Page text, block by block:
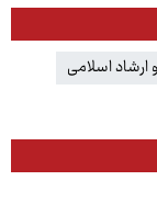
ارشاد اسلامی